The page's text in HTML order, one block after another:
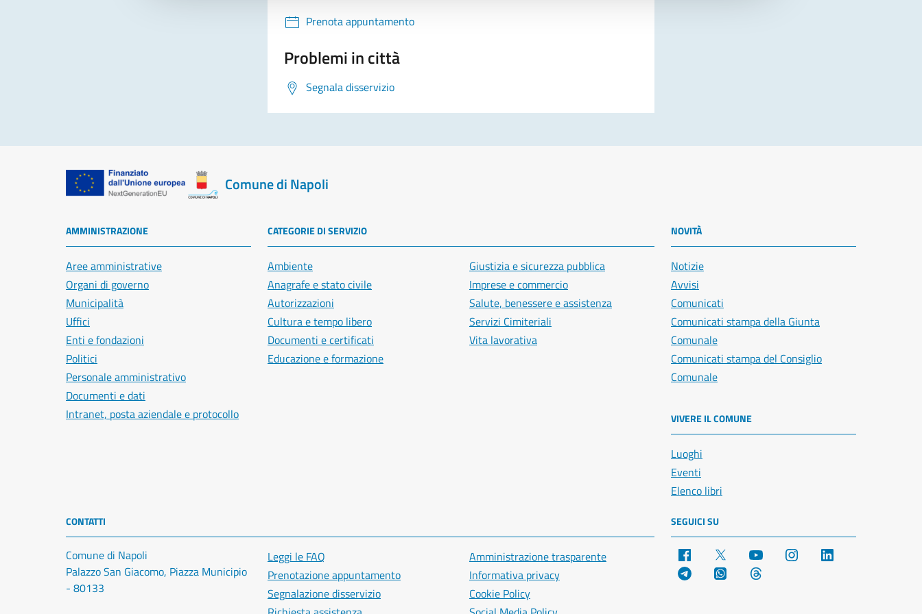
Prenota appuntamento
Problemi in città
Segnala disservizio
Comune di Napoli
AMMINISTRAZIONE
Aree amministrative
Organi di governo
Municipalità
Uffici
Enti e fondazioni
Politici
Personale amministrativo
Documenti e dati
Intranet, posta aziendale e protocollo
CATEGORIE DI SERVIZIO
Ambiente
Anagrafe e stato civile
Autorizzazioni
Cultura e tempo libero
Documenti e certificati
Educazione e formazione
Giustizia e sicurezza pubblica
Imprese e commercio
Salute, benessere e assistenza
Servizi Cimiteriali
Vita lavorativa
NOVITÀ
Notizie
Avvisi
Comunicati
Comunicati stampa della Giunta
Comunale
Comunicati stampa del Consiglio
Comunale
VIVERE IL COMUNE
Luoghi
Eventi
Elenco libri
CONTATTI
Comune di Napoli
Palazzo San Giacomo, Piazza Municipio
- 80133
Leggi le FAQ
Prenotazione appuntamento
Segnalazione disservizio
Amministrazione trasparente
Informativa privacy
Cookie Policy
SEGUICI SU
Facebook YouTube Instagram
Telegram WhatsApp